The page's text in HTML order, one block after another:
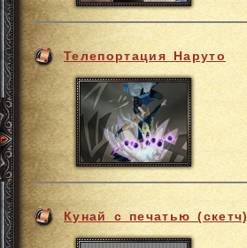
Телепортация Наруто
Кунай с печатью (скетч)